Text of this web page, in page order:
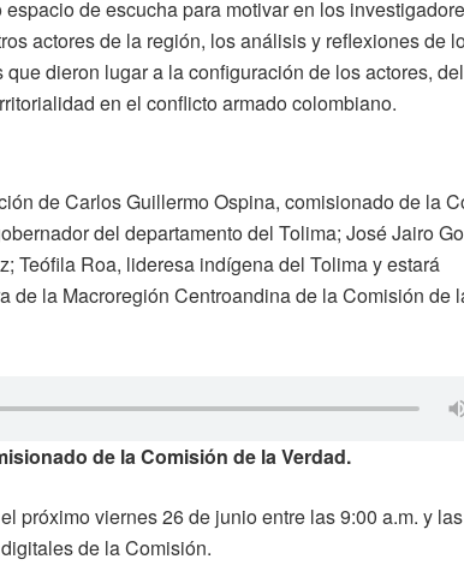
de escucha para motivar en los
actores de la región, los análisis y reflexiones de
dieron lugar a la configuración de los actores, del
en el conflicto armado colombiano.
de Carlos Guillermo Ospina, comisionado de la
del departamento del Tolima; José Jairo
Teófila Roa, lideresa indígena del Tolima y estará
de la Macroregión Centroandina de la Comisión de
de la Comisión de la Verdad.
próximo viernes 26 de junio entre las 9:00 a.m. y
de la Comisión.